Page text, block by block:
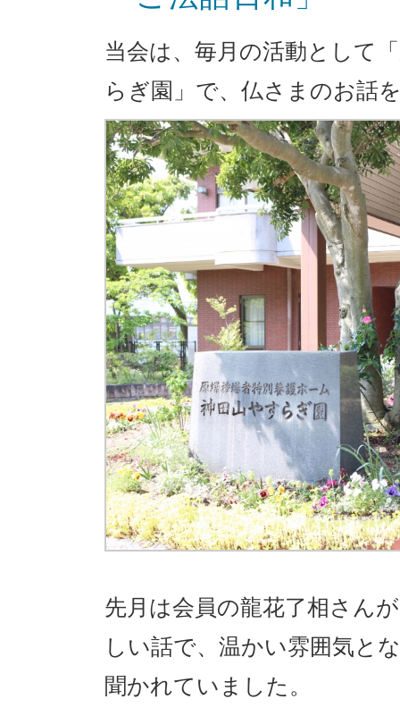
当会は、毎月の活動として
らぎ園」で、仏さまのお話
先月は会員の龍花了相さん
しい話で、温かい雰囲気と
聞かれていました。